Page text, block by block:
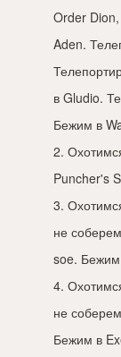
Order
Aden.
в Gludio.
Бежим в
2.
Puncher's
3.
не
soe. Бежим
4.
не
Бежим в